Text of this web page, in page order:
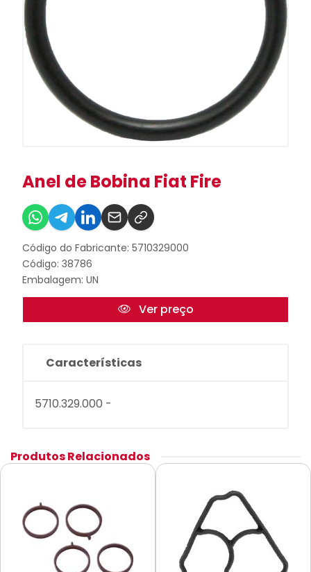
Anel de Bobina Fiat Fire
Código do Fabricante: 5710329000
Código: 38786
Embalagem: UN
Ver preço
Características
5710.329.000 -
Produtos Relacionados